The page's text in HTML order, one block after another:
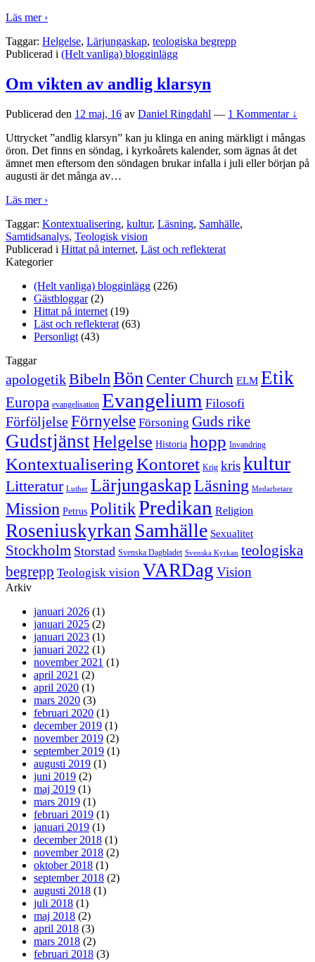
Läs mer ›
Taggar: Helgelse, Lärjungaskap, teologiska begrepp
Publicerad i (Helt vanliga) blogginlägg
Om vikten av andlig klarsyn
Publicerad den 12 maj, 16 av Daniel Ringdahl — 1 Kommentar ↓
Uttrycket ”andlig klarsyn” kan ju klinga en aning märkligt i mångas
öron. Det finns en söndag, i kyrkoårets kalender, som ägnas åt det
ämnet men eftersom den söndagen brukar infalla i juli eller början på
augusti är det många av…
Läs mer ›
Taggar: Kontextualisering, kultur, Läsning, Samhälle,
Samtidsanalys, Teologisk vision
Publicerad i Hittat på internet, Läst och reflekterat
Kategorier
(Helt vanliga) blogginlägg (226)
Gästbloggar(2)
Hittat på internet (19)
Läst och reflekterat (63)
Personligt (43)
Taggar
apologetikBibeln Bön Center Church ELM Etik
Europa evangelisation Evangelium Filosofi
FörföljelseFörnyelse Försoning Guds rike
GudstjänstHelgelse Historia hopp Invandring
KontextualiseringKontoret Krig kriskultur
Litteratur Luther LärjungaskapLäsning Medarbetare
Mission Petrus PolitikPredikan Religion
Roseniuskyrkan Samhälle Sexualitet
Stockholm Storstad Svenska Dagbladet Svenska Kyrkan teologiska
begrepp Teologisk vision VARDag Vision
Arkiv
januari 2026 (1)
januari 2025 (2)
januari 2023 (1)
januari 2022 (1)
november 2021 (1)
april 2021 (2)
april 2020 (1)
mars 2020 (3)
februari 2020 (1)
december 2019 (1)
november 2019 (2)
september 2019 (1)
augusti 2019 (1)
juni 2019 (2)
maj 2019 (1)
mars 2019 (1)
februari 2019 (1)
januari 2019 (1)
december 2018 (1)
november 2018 (2)
oktober 2018 (1)
september 2018 (2)
augusti 2018 (1)
juli 2018 (1)
maj 2018 (2)
april 2018 (3)
mars 2018 (2)
februari 2018 (3)